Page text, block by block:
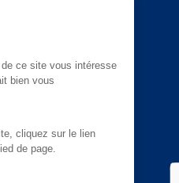
ce site vous intéresse
bien vous
cliquez sur le lien
de page.